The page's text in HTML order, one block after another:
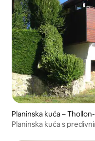
Planinska kuća –
Planinska kuća s